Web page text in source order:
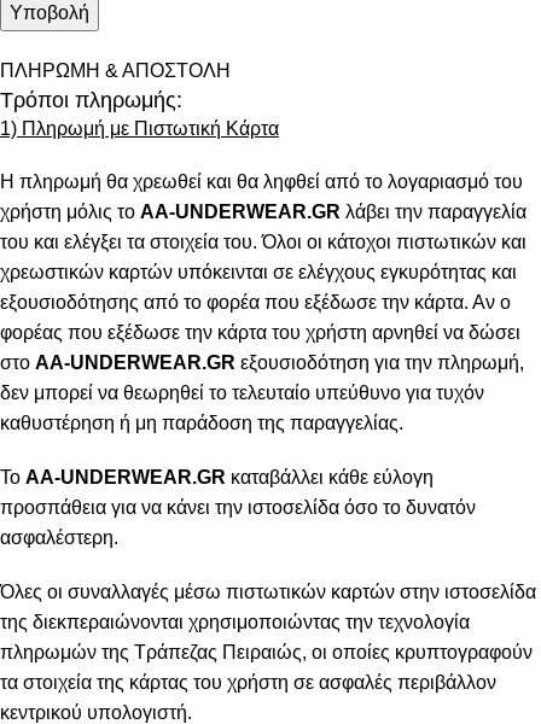
ΠΛΗΡΩΜΗ & ΑΠΟΣΤΟΛΗ
Τρόποι πληρωμής:
1) Πληρωμή με Πιστωτική Κάρτα
Η πληρωμή θα χρεωθεί και θα ληφθεί από το λογαριασμό του
χρήστη μόλις το AA-UNDERWEAR.GR λάβει την παραγγελία
του και ελέγξει τα στοιχεία του. Όλοι οι κάτοχοι πιστωτικών και
χρεωστικών καρτών υπόκεινται σε ελέγχους εγκυρότητας και
εξουσιοδότησης από το φορέα που εξέδωσε την κάρτα. Αν ο
φορέας που εξέδωσε την κάρτα του χρήστη αρνηθεί να δώσει
στο AA-UNDERWEAR.GR εξουσιοδότηση για την πληρωμή,
δεν μπορεί να θεωρηθεί το τελευταίο υπεύθυνο για τυχόν
καθυστέρηση ή μη παράδοση της παραγγελίας.
Το AA-UNDERWEAR.GR καταβάλλει κάθε εύλογη
προσπάθεια για να κάνει την ιστοσελίδα όσο το δυνατόν
ασφαλέστερη.
Όλες οι συναλλαγές μέσω πιστωτικών καρτών στην ιστοσελίδα
της διεκπεραιώνονται χρησιμοποιώντας την τεχνολογία
πληρωμών της Τράπεζας Πειραιώς, οι οποίες κρυπτογραφούν
τα στοιχεία της κάρτας του χρήστη σε ασφαλές περιβάλλον
κεντρικού υπολογιστή.